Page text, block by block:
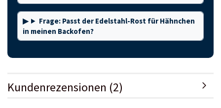
Frage: Passt der Edelstahl-Rost für Hähnchen
in meinen Backofen?
Kundenrezensionen (2)